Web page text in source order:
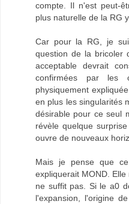
compte. Il n'est peut-
plus naturelle de la RG
Car pour la RG, je
question de la bricoler
acceptable devrait
confirmées par les
physiquement
en plus les singularités
désirable pour ce seul
révèle quelque
ouvre de nouveaux
Mais je pense que
expliquerait MOND.
ne suffit pas. Si le a0
l'expansion, l'origine